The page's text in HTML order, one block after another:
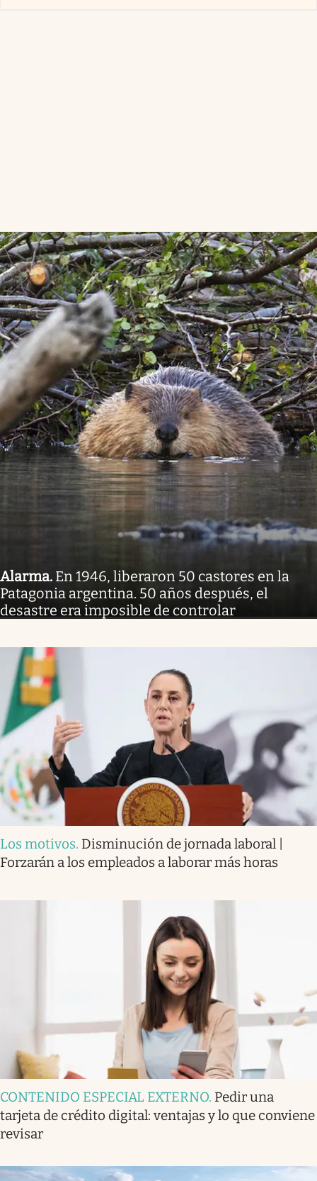
Alarma. En 1946, liberaron 50 castores en la
Patagonia argentina. 50 años después, el
desastre era imposible de controlar
Los motivos. Disminución de jornada laboral |
Forzarán a los empleados a laborar más horas
CONTENIDO ESPECIAL EXTERNO. Pedir una
tarjeta de crédito digital: ventajas y lo que conviene
revisar